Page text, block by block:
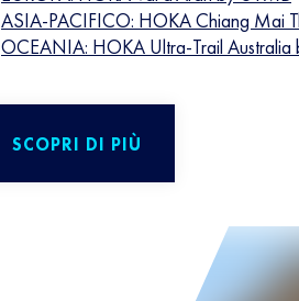
ASIA-PACIFICO: HOKA Chiang Mai
OCEANIA: HOKA Ultra-Trail Australia
SCOPRI DI PIÙ